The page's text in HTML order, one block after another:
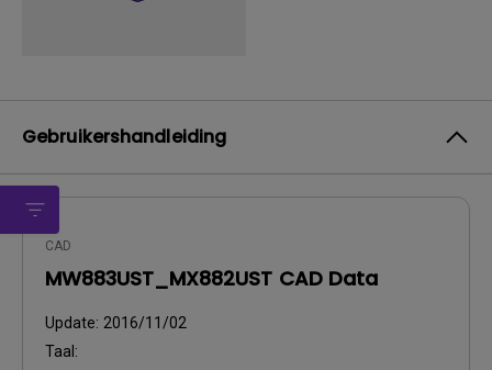
Gebruikershandleiding
CAD
MW883UST_MX882UST CAD Data
Update: 2016/11/02
Taal: